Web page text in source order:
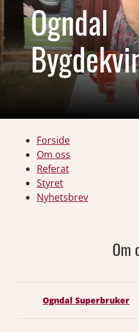
Ogndal
Forside
Om oss
Referat
Styret
Nyhetsbrev
Om
Ogndal Superbruker